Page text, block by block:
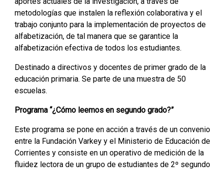
metodologías que instalen la reflexión colaborativa y el
trabajo conjunto para la implementación de proyectos de
alfabetización, de tal manera que se garantice la
alfabetización efectiva de todos los estudiantes.
Destinado a directivos y docentes de primer grado de la
educación primaria. Se parte de una muestra de 50
escuelas.
Programa “¿Cómo leemos en segundo grado?”
Este programa se pone en acción a través de un convenio
entre la Fundación Varkey y el Ministerio de Educación de
Corrientes y consiste en un operativo de medición de la
fluidez lectora de un grupo de estudiantes de 2º segundo